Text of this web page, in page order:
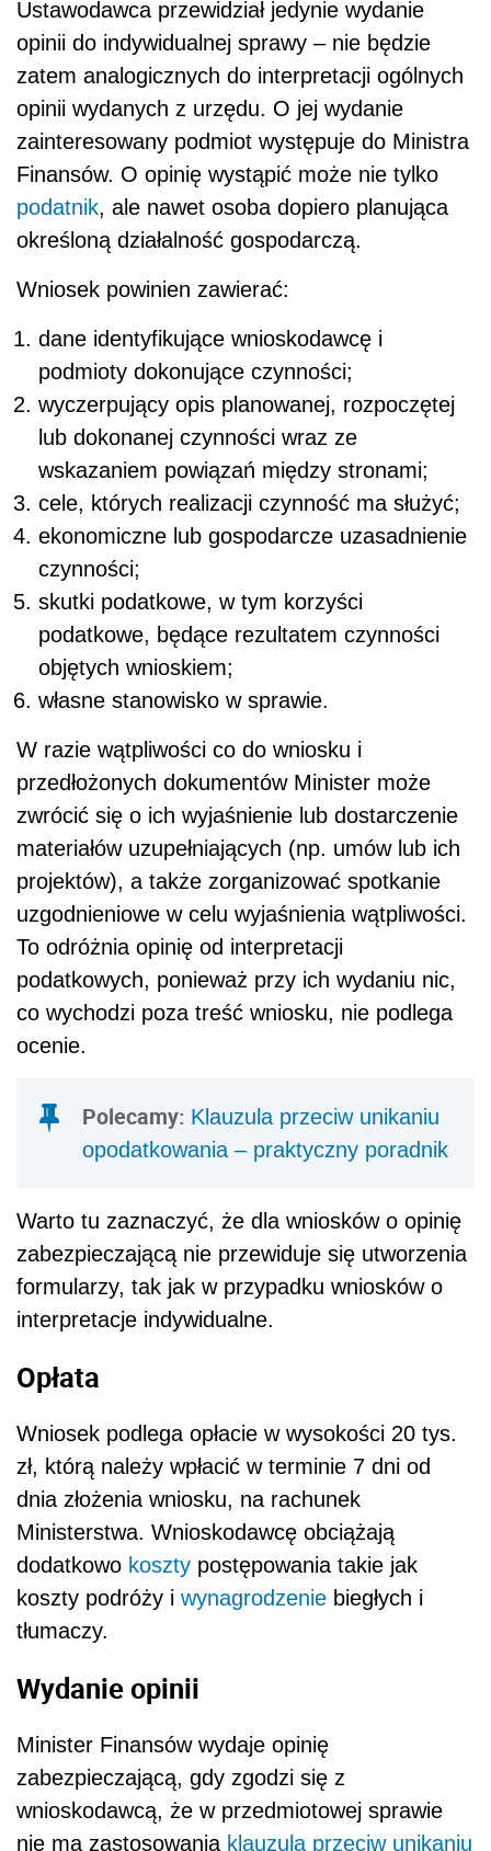
Ustawodawca przewidział jedynie wydanie
opinii do indywidualnej sprawy – nie będzie
zatem analogicznych do interpretacji ogólnych
opinii wydanych z urzędu. O jej wydanie
zainteresowany podmiot występuje do Ministra
Finansów. O opinię wystąpić może nie tylko
podatnik, ale nawet osoba dopiero planująca
określoną działalność gospodarczą.
Wniosek powinien zawierać:
dane identyfikujące wnioskodawcę i
podmioty dokonujące czynności;
wyczerpujący opis planowanej, rozpoczętej
lub dokonanej czynności wraz ze
wskazaniem powiązań między stronami;
cele, których realizacji czynność ma służyć;
ekonomiczne lub gospodarcze uzasadnienie
czynności;
skutki podatkowe, w tym korzyści
podatkowe, będące rezultatem czynności
objętych wnioskiem;
własne stanowisko w sprawie.
W razie wątpliwości co do wniosku i
przedłożonych dokumentów Minister może
zwrócić się o ich wyjaśnienie lub dostarczenie
materiałów uzupełniających (np. umów lub ich
projektów), a także zorganizować spotkanie
uzgodnieniowe w celu wyjaśnienia wątpliwości.
To odróżnia opinię od interpretacji
podatkowych, ponieważ przy ich wydaniu nic,
co wychodzi poza treść wniosku, nie podlega
ocenie.
Polecamy: Klauzula przeciw unikaniu
opodatkowania – praktyczny poradnik
Warto tu zaznaczyć, że dla wniosków o opinię
zabezpieczającą nie przewiduje się utworzenia
formularzy, tak jak w przypadku wniosków o
interpretacje indywidualne.
Opłata
Wniosek podlega opłacie w wysokości 20 tys.
zł, którą należy wpłacić w terminie 7 dni od
dnia złożenia wniosku, na rachunek
Ministerstwa. Wnioskodawcę obciążają
dodatkowo koszty postępowania takie jak
koszty podróży i wynagrodzenie biegłych i
tłumaczy.
Wydanie opinii
Minister Finansów wydaje opinię
zabezpieczającą, gdy zgodzi się z
wnioskodawcą, że w przedmiotowej sprawie
nie ma zastosowania klauzula przeciw unikaniu